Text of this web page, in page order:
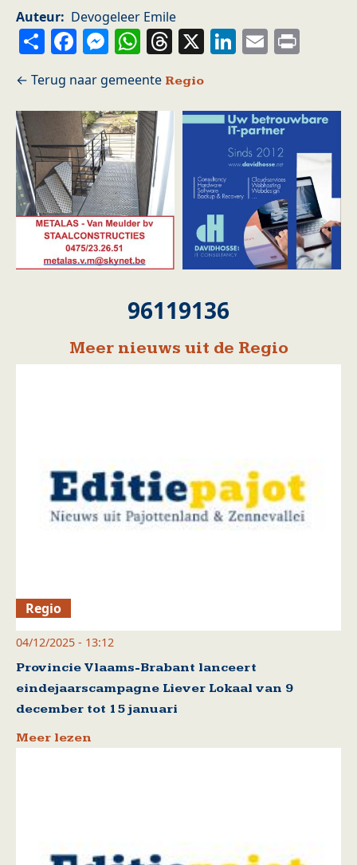
Auteur
Devogeleer Emile
ShareFacebook
Messenger
WhatsApp
Threads
X LinkedIn
Email
Regio
96119136
Meer nieuws uit de Regio
Regio
04/12/2025 - 13:12
Provincie Vlaams-Brabant lanceert
eindejaarscampagne Liever Lokaal van 9
december tot 15 januari
Meer lezen